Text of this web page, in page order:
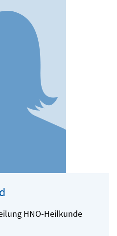
HNO-Heilkunde